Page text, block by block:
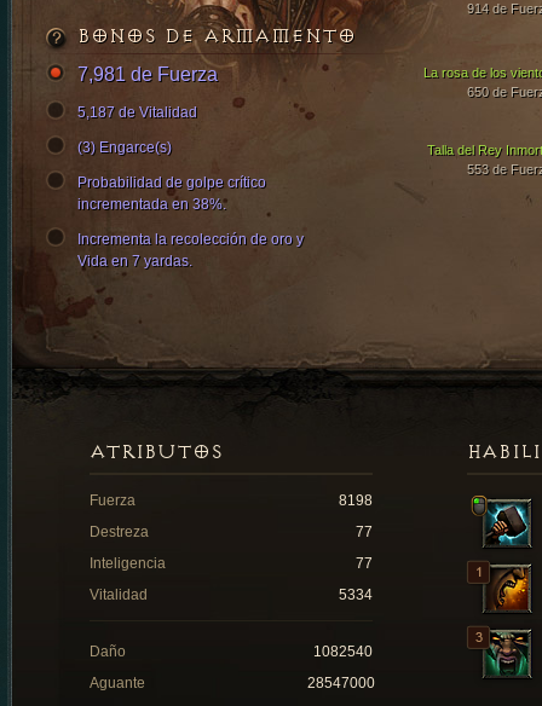
914 de
Talla del Rey
553 de
La rosa de los
650 de
BONOS DE ARMAMENTO
7,981 de Fuerza
5,187 de Vitalidad
(3) Engarce(s)
Probabilidad de golpe crítico
incrementada en 38%.
Incrementa la recolección de oro y
Vida en 7 yardas.
ATRIBUTOS
Fuerza
8198
Destreza
77
Inteligencia
77
Vitalidad
5334
Daño
1082540
Aguante
28547000